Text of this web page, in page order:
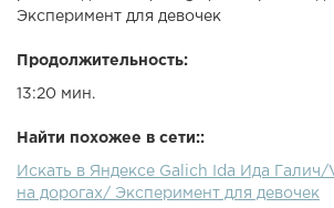
Эксперимент для девочек
Продолжительность:
13:20 мин.
Найти похожее в сети::
Искать в Яндексе Galich Ida Ида
на дорогах/ Эксперимент для девочек